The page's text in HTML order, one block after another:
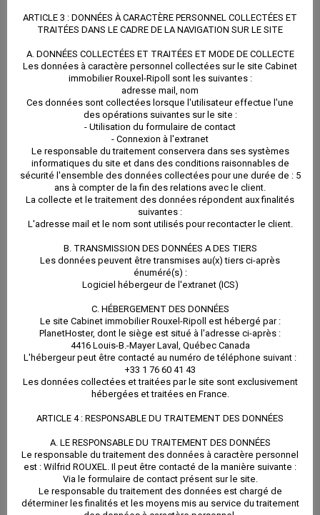
Recherche de
locataires
Publicité, pose de
pancartes, visites
Constitution du
dossier de
candidature avec
signature du
contrat de location
Émission des avis
d’échéances
Encaissement des
loyers et des
charges
Encaissement du
dépôt de garantie
et reversement au
Établir la
régularisation
annuelle des
charges locatives
Établir et envoyer
tous les mois un
compte rendu de
gestion détaillé
Faire le virement
mensuel de vos
loyers directement
sur votre compte
bancaire
Préparer les
éléments pour
déclarations des
revenus fonciers
Vous représenter
ARTICLE 3 : DONNÉES À CARACTÈRE PERSONNEL COLLECTÉES ET
TRAITÉES DANS LE CADRE DE LA NAVIGATION SUR LE SITE
A. DONNÉES COLLECTÉES ET TRAITÉES ET MODE DE COLLECTE
Les données à caractère personnel collectées sur le site Cabinet
immobilier Rouxel-Ripoll sont les suivantes :
adresse mail, nom
Ces données sont collectées lorsque l'utilisateur effectue l'une
des opérations suivantes sur le site :
- Utilisation du formulaire de contact
- Connexion à l'extranet
Le responsable du traitement conservera dans ses systèmes
informatiques du site et dans des conditions raisonnables de
sécurité l'ensemble des données collectées pour une durée de : 5
ans à compter de la fin des relations avec le client.
La collecte et le traitement des données répondent aux finalités
suivantes :
L'adresse mail et le nom sont utilisés pour recontacter le client.
B. TRANSMISSION DES DONNÉES A DES TIERS
Les données peuvent être transmises au(x) tiers ci-après
énuméré(s) :
Logiciel hébergeur de l'extranet (ICS)
C. HÉBERGEMENT DES DONNÉES
Le site Cabinet immobilier Rouxel-Ripoll est hébergé par :
PlanetHoster, dont le siège est situé à l'adresse ci-après :
4416 Louis-B.-Mayer Laval, Québec Canada
L'hébergeur peut être contacté au numéro de téléphone suivant :
+33 1 76 60 41 43
Les données collectées et traitées par le site sont exclusivement
hébergées et traitées en France.
ARTICLE 4 : RESPONSABLE DU TRAITEMENT DES DONNÉES
A. LE RESPONSABLE DU TRAITEMENT DES DONNÉES
Le responsable du traitement des données à caractère personnel
est : Wilfrid ROUXEL. Il peut être contacté de la manière suivante :
Via le formulaire de contact présent sur le site.
Le responsable du traitement des données est chargé de
déterminer les finalités et les moyens mis au service du traitement